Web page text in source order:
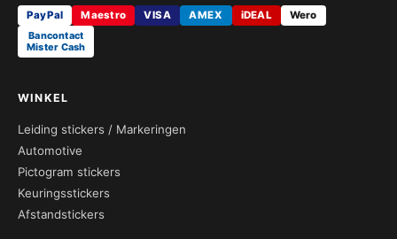
PayPal Maestro VISA AMEX iDEAL
Wero
Bancontact
Mister Cash
WINKEL
Leiding stickers / Markeringen
Automotive
Pictogram stickers
Keuringsstickers
Afstandstickers